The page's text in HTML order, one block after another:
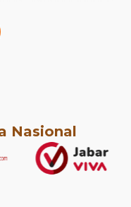
Nasional